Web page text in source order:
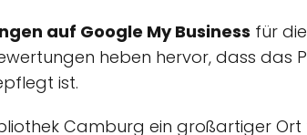
auf Google My Business für
heben hervor, dass das
ist.
Camburg ein großartiger